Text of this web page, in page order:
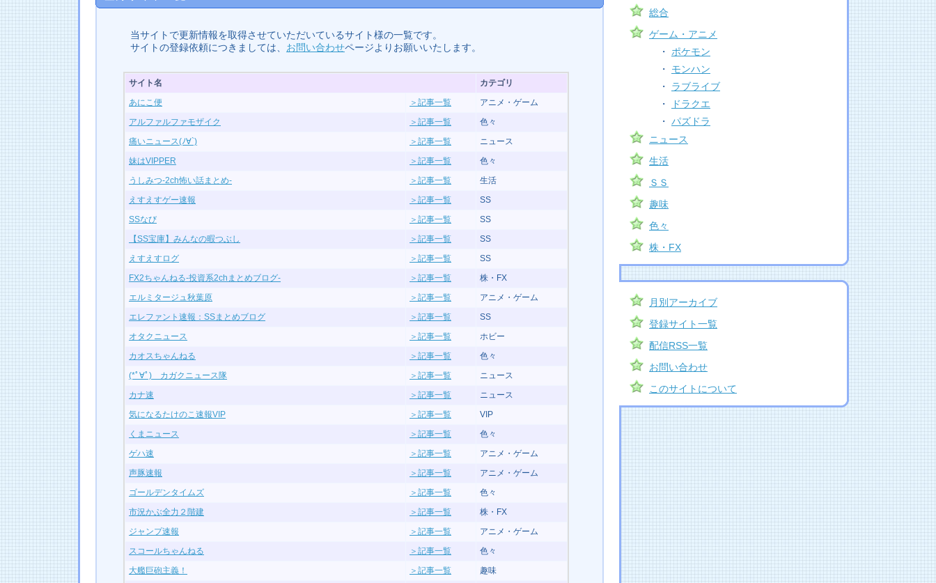
当サイトで更新情報を取得させていただいているサイト様の一覧です。
サイトの登録依頼につきましては、 お問い合わせページよりお願いいたします。
サイト名
カテゴリ
あにこ便
＞記事一覧
アニメ・ゲーム
アルファルファモザイク
＞記事一覧
色々
痛いニュース(ﾉ∀`)
＞記事一覧
ニュース
妹はVIPPER
＞記事一覧
色々
うしみつ-2ch怖い話まとめ-
＞記事一覧
生活
えすえすゲー速報
＞記事一覧
SS
SSなび
＞記事一覧
SS
【SS宝庫】みんなの暇つぶし
＞記事一覧
SS
えすえすログ
＞記事一覧
SS
FX2ちゃんねる-投資系2chまとめブログ-
＞記事一覧
株・FX
エルミタージュ秋葉原
＞記事一覧
アニメ・ゲーム
エレファント速報：SSまとめブログ
＞記事一覧
SS
オタクニュース
＞記事一覧
ホビー
カオスちゃんねる
＞記事一覧
色々
(*ﾟ∀ﾟ)ゞカガクニュース隊
＞記事一覧
ニュース
カナ速
＞記事一覧
ニュース
気になるたけのこ速報VIP
＞記事一覧
VIP
くまニュース
＞記事一覧
色々
ゲハ速
＞記事一覧
アニメ・ゲーム
声豚速報
＞記事一覧
アニメ・ゲーム
ゴールデンタイムズ
＞記事一覧
色々
市況かぶ全力２階建
＞記事一覧
株・FX
ジャンプ速報
＞記事一覧
アニメ・ゲーム
スコールちゃんねる
＞記事一覧
色々
大艦巨砲主義！
＞記事一覧
趣味
総合
ゲーム・アニメ
・ ポケモン
・ モンハン
・ ラブライブ
・
ドラクエ
・ パズドラ
ニュース
生活
ＳＳ
趣味
色々
株・FX
月別アーカイブ
登録サイト一覧
配信RSS一覧
お問い合わせ
このサイトについて